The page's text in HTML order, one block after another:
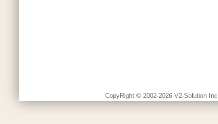
CopyRight © 2002-2026 V2-Solution